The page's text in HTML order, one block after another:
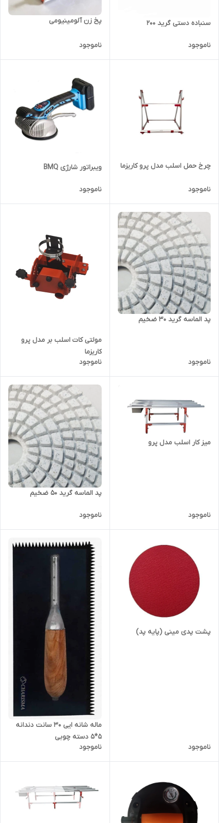
سنباده دستی گرید 200
ناموجود
پخ زن آلومینیومی
ناموجود
چرخ حمل اسلب مدل پرو کاریزما
ناموجود
ویبراتور شارژی BMQ
ناموجود
پد الماسه گرید ۳۰ ضخیم
ناموجود
مولتی کات اسلب بر مدل پرو
کاریزما
ناموجود
میز کار اسلب مدل پرو
ناموجود
پد الماسه گرید ۵۰ ضخیم
ناموجود
پشت پدی مینی (پایه پد)
ناموجود
ماله شانه ایی ۳۰ سانت دندانه
۵*۵ دسته چوبی
ناموجود